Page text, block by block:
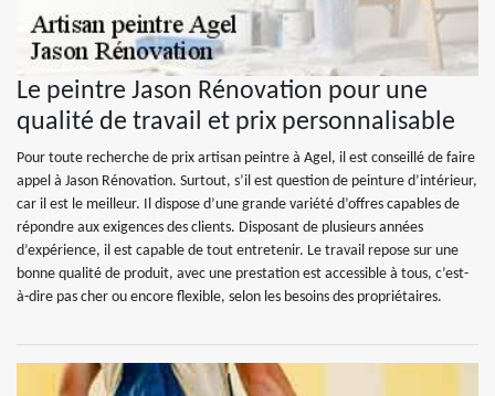
Le peintre Jason Rénovation pour une
qualité de travail et prix personnalisable
Pour toute recherche de prix artisan peintre à Agel, il est conseillé de faire
appel à Jason Rénovation. Surtout, s’il est question de peinture d’intérieur,
car il est le meilleur. Il dispose d’une grande variété d’offres capables de
répondre aux exigences des clients. Disposant de plusieurs années
d’expérience, il est capable de tout entretenir. Le travail repose sur une
bonne qualité de produit, avec une prestation est accessible à tous, c’est-
à-dire pas cher ou encore flexible, selon les besoins des propriétaires.